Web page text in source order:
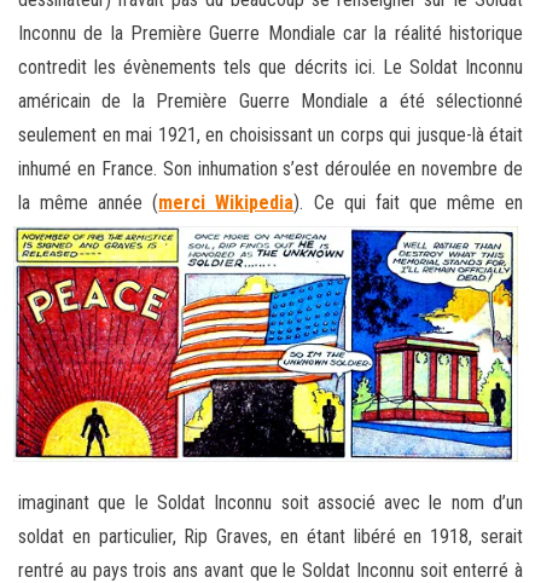
Inconnu de la Première Guerre Mondiale car la réalité historique
contredit les évènements tels que décrits ici. Le Soldat Inconnu
américain de la Première Guerre Mondiale a été sélectionné
seulement en mai 1921, en choisissant un corps qui jusque-là était
inhumé en France. Son inhumation s’est déroulée en novembre de
la même année (merci Wikipedia). Ce qui fait que même en
imaginant que le Soldat Inconnu soit associé avec le nom d’un
soldat en particulier, Rip Graves, en étant libéré en 1918, serait
rentré au pays trois ans avant que le Soldat Inconnu soit enterré à